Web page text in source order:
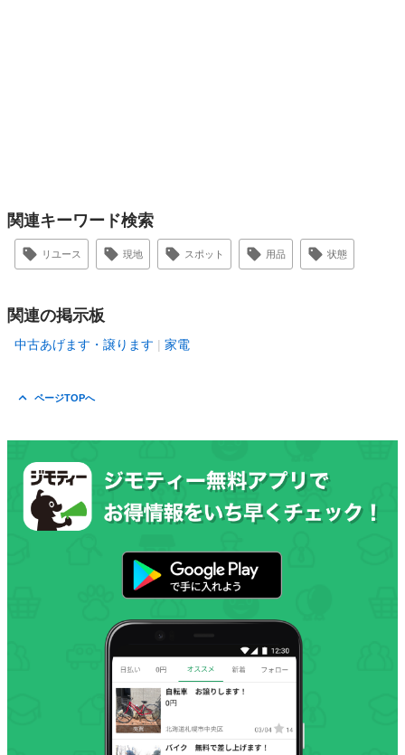
関連キーワード検索
リユース 現地 スポット 用品 状態
関連の掲示板
中古あげます・譲ります 家電
ページTOPへ